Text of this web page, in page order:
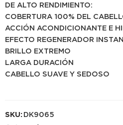
DE ALTO RENDIMIENTO:
COBERTURA 100% DEL
ACCIÓN ACONDICIONANTE E
EFECTO REGENERADOR
BRILLO EXTREMO
LARGA DURACIÓN
CABELLO SUAVE Y SEDOSO
SKU:DK9065